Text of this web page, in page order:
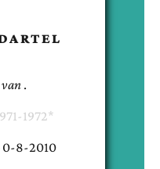
.
1972*
0-8-2010